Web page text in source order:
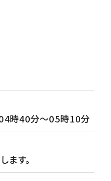
時40分～05時10分
ます。